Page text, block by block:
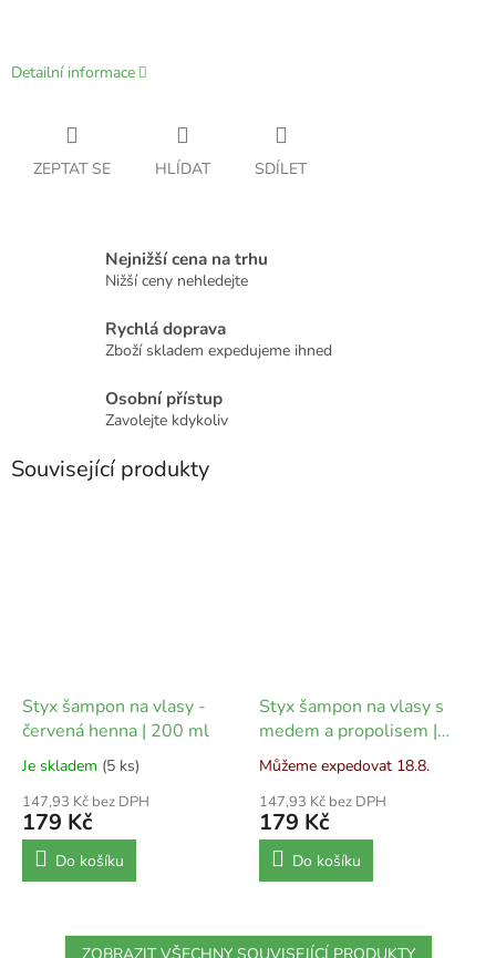
Detailní informace
ZEPTAT SE HLÍDAT SDÍLET
Nejnižší cena na trhu
Nižší ceny nehledejte
Rychlá doprava
Zboží skladem expedujeme ihned
Osobní přístup
Zavolejte kdykoliv
Související produkty
Styx šampon na vlasy -
červená henna | 200 ml
Je skladem (5 ks)
147,93 Kč bez DPH
179 Kč
Do košíku
Styx šampon na vlasy s
medem a propolisem |
200 ml
Můžeme expedovat 18.8.
147,93 Kč bez DPH
179 Kč
Do košíku
ZOBRAZIT VŠECHNY SOUVISEJÍCÍ PRODUKTY